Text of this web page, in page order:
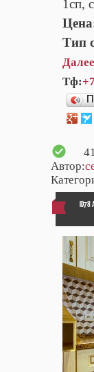
1сп,
Тип
Далее
Тф:
Автор:
ID78